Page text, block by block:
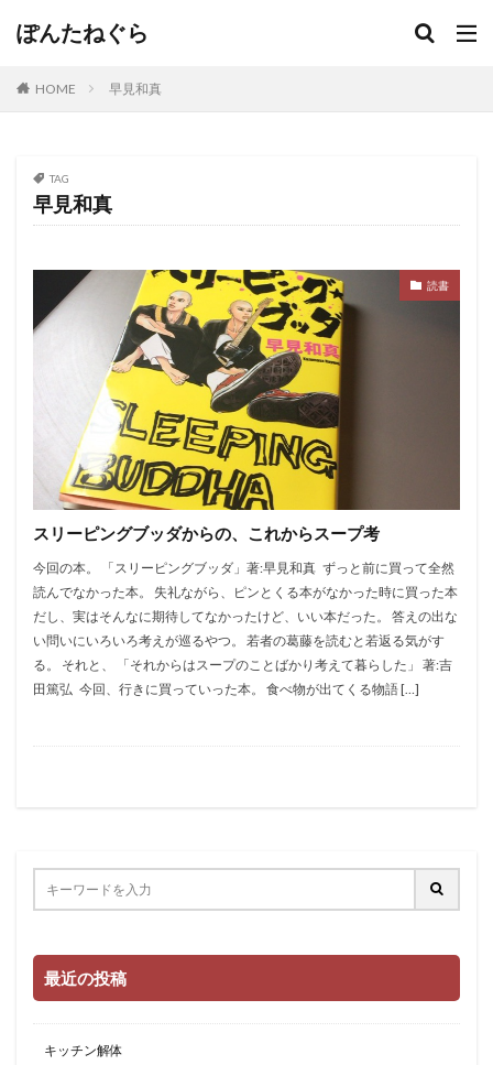
ぽんたねぐら
HOME 早見和真
TAG
早見和真
読書
スリーピングブッダからの、これからスープ考
今回の本。 「スリーピングブッダ」著:早見和真 ずっと前に買って全然
読んでなかった本。 失礼ながら、ピンとくる本がなかった時に買った本
だし、実はそんなに期待してなかったけど、いい本だった。 答えの出な
い問いにいろいろ考えが巡るやつ。 若者の葛藤を読むと若返る気がす
る。 それと、 「それからはスープのことばかり考えて暮らした」 著:吉
田篤弘 今回、行きに買っていった本。 食べ物が出てくる物語 […]
最近の投稿
キッチン解体